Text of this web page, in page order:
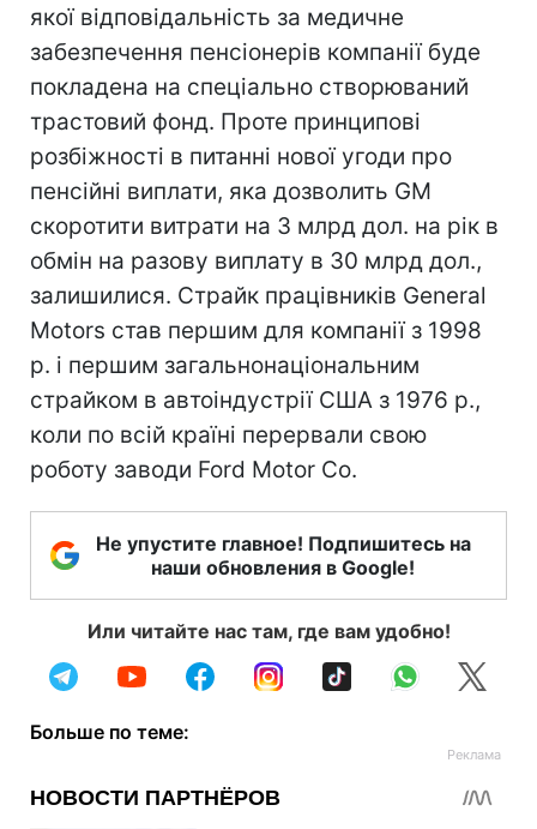
якої відповідальність за медичне
забезпечення пенсіонерів компанії буде
покладена на спеціально створюваний
трастовий фонд. Проте принципові
розбіжності в питанні нової угоди про
пенсійні виплати, яка дозволить GM
скоротити витрати на 3 млрд дол. на рік в
обмін на разову виплату в 30 млрд дол.,
залишилися. Страйк працівників General
Motors став першим для компанії з 1998
р. і першим загальнонаціональним
страйком в автоіндустрії США з 1976 р.,
коли по всій країні перервали свою
роботу заводи Ford Motor Co.
Не упустите главное! Подпишитесь на
наши обновления в Google!
Или читайте нас там, где вам удобно!
Больше по теме: